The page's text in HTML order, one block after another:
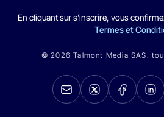
En cliquant sur s'inscrire, vous
Termes et
© 2026 Talmont Media SAS.